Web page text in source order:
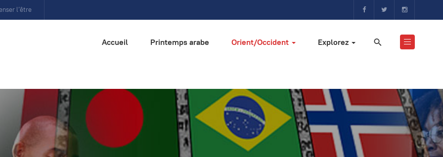
l’être
Accueil Printemps arabe Orient/Occident Explorez